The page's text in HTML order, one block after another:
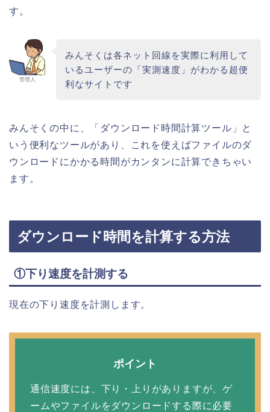
す。
管理人
みんそくは各ネット回線を実際に利用して
いるユーザーの「実測速度」がわかる超便
利なサイトです
みんそくの中に、「ダウンロード時間計算ツール」と
いう便利なツールがあり、これを使えばファイルのダ
ウンロードにかかる時間がカンタンに計算できちゃい
ます。
ダウンロード時間を計算する方法
①下り速度を計測する
現在の下り速度を計測します。
ポイント
通信速度には、下り・上りがありますが、ゲ
ームやファイルをダウンロードする際に必要